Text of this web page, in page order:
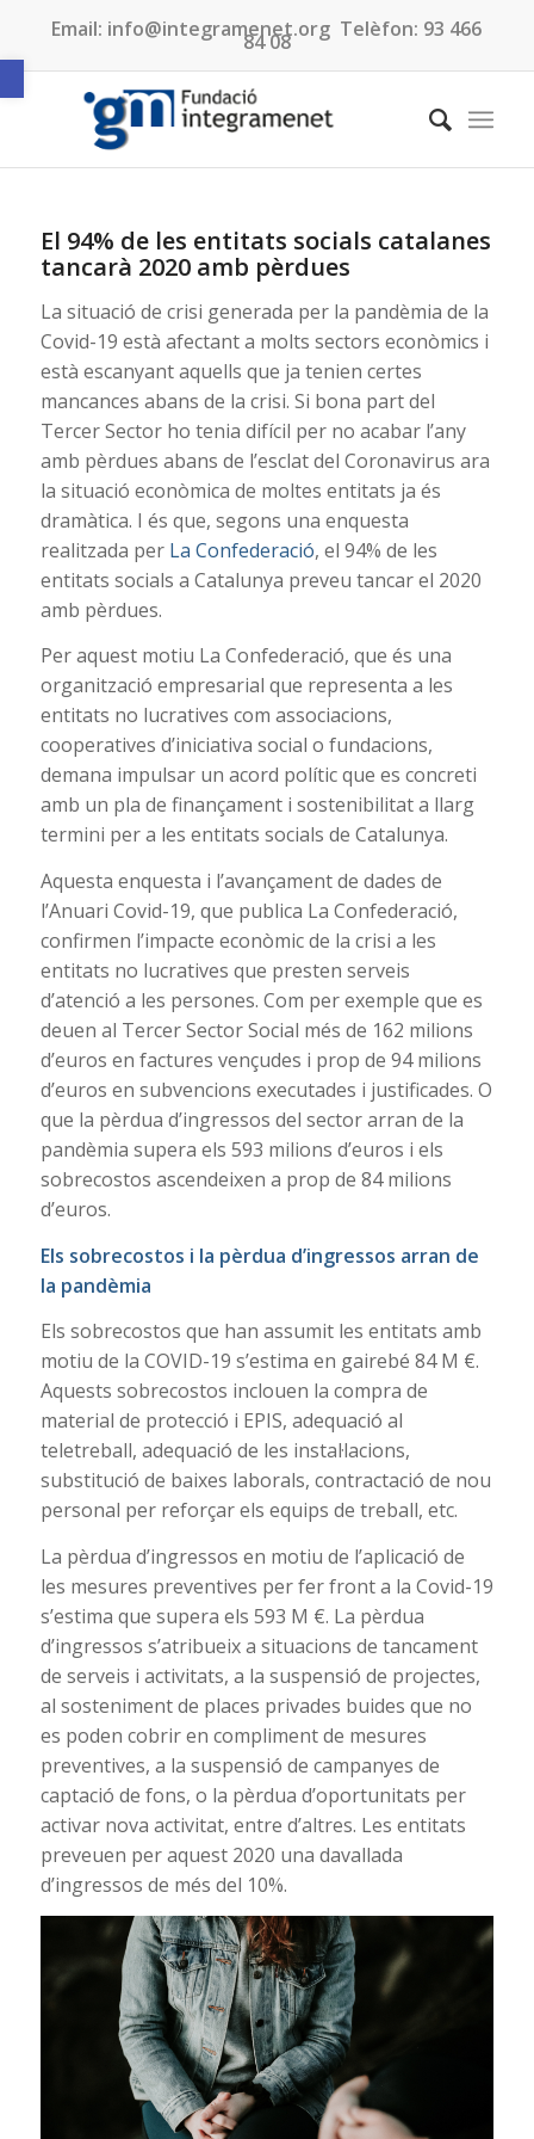
Obre la barra d'eines
Email: info@integramenet.org Telèfon: 93 466
84 08
El 94% de les entitats socials catalanes
tancarà 2020 amb pèrdues
La situació de crisi generada per la pandèmia de la
Covid-19 està afectant a molts sectors econòmics i
està escanyant aquells que ja tenien certes
mancances abans de la crisi. Si bona part del
Tercer Sector ho tenia difícil per no acabar l’any
amb pèrdues abans de l’esclat del Coronavirus ara
la situació econòmica de moltes entitats ja és
dramàtica. I és que, segons una enquesta
realitzada per La Confederació, el 94% de les
entitats socials a Catalunya preveu tancar el 2020
amb pèrdues.
Per aquest motiu La Confederació, que és una
organització empresarial que representa a les
entitats no lucratives com associacions,
cooperatives d’iniciativa social o fundacions,
demana impulsar un acord polític que es concreti
amb un pla de finançament i sostenibilitat a llarg
termini per a les entitats socials de Catalunya.
Aquesta enquesta i l’avançament de dades de
l’Anuari Covid-19, que publica La Confederació,
confirmen l’impacte econòmic de la crisi a les
entitats no lucratives que presten serveis
d’atenció a les persones. Com per exemple que es
deuen al Tercer Sector Social més de 162 milions
d’euros en factures vençudes i prop de 94 milions
d’euros en subvencions executades i justificades. O
que la pèrdua d’ingressos del sector arran de la
pandèmia supera els 593 milions d’euros i els
sobrecostos ascendeixen a prop de 84 milions
d’euros.
Els sobrecostos i la pèrdua d’ingressos arran de
la pandèmia
Els sobrecostos que han assumit les entitats amb
motiu de la COVID-19 s’estima en gairebé 84 M €.
Aquests sobrecostos inclouen la compra de
material de protecció i EPIS, adequació al
teletreball, adequació de les instal·lacions,
substitució de baixes laborals, contractació de nou
personal per reforçar els equips de treball, etc.
La pèrdua d’ingressos en motiu de l’aplicació de
les mesures preventives per fer front a la Covid-19
s’estima que supera els 593 M €. La pèrdua
d’ingressos s’atribueix a situacions de tancament
de serveis i activitats, a la suspensió de projectes,
al sosteniment de places privades buides que no
es poden cobrir en compliment de mesures
preventives, a la suspensió de campanyes de
captació de fons, o la pèrdua d’oportunitats per
activar nova activitat, entre d’altres. Les entitats
preveuen per aquest 2020 una davallada
d’ingressos de més del 10%.